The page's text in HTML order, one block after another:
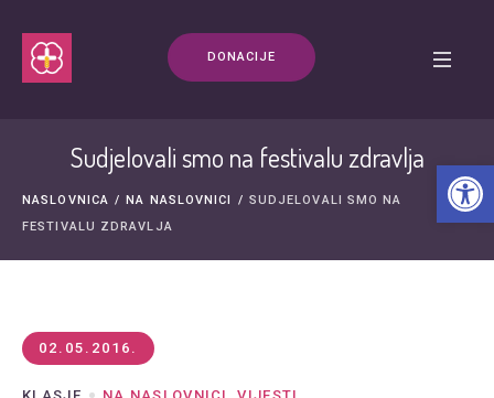
DONACIJE
Sudjelovali smo na festivalu zdravlja
NASLOVNICA / NA NASLOVNICI / SUDJELOVALI SMO NA
FESTIVALU ZDRAVLJA
02.05.2016.